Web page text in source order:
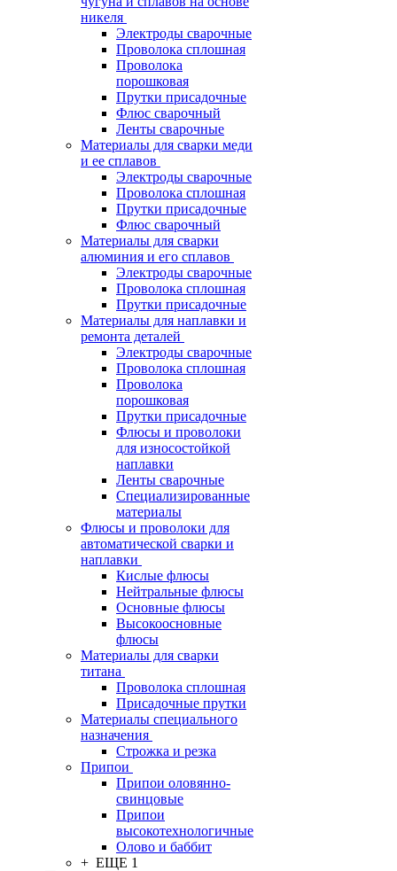
никеля
Электроды сварочные
Проволока сплошная
Проволока
порошковая
Прутки присадочные
Флюс сварочный
Ленты сварочные
Материалы для сварки меди
и ее сплавов
Электроды сварочные
Проволока сплошная
Прутки присадочные
Флюс сварочный
Материалы для сварки
алюминия и его сплавов
Электроды сварочные
Проволока сплошная
Прутки присадочные
Материалы для наплавки и
ремонта деталей
Электроды сварочные
Проволока сплошная
Проволока
порошковая
Прутки присадочные
Флюсы и проволоки
для износостойкой
наплавки
Ленты сварочные
Специализированные
материалы
Флюсы и проволоки для
автоматической сварки и
наплавки
Кислые флюсы
Нейтральные флюсы
Основные флюсы
Высокоосновные
флюсы
Материалы для сварки
титана
Проволока сплошная
Присадочные прутки
Материалы специального
назначения
Строжка и резка
Припои
Припои оловянно-
свинцовые
Припои
высокотехнологичные
Олово и баббит
+ ЕЩЕ 1